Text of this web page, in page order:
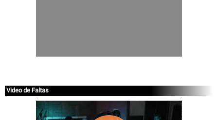
Video de Faltas